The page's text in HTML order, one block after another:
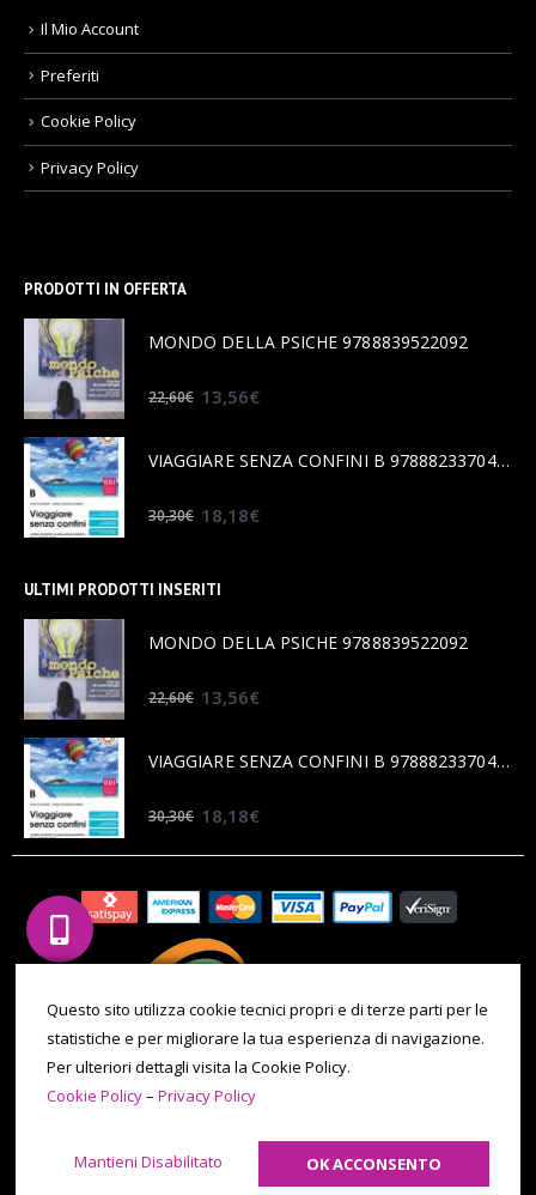
Il Mio Account
Preferiti
Cookie Policy
Privacy Policy
PRODOTTI IN OFFERTA
MONDO DELLA PSICHE 9788839522092
22,60€ 13,56€
VIAGGIARE SENZA CONFINI B 9788823370456
30,30€ 18,18€
ULTIMI PRODOTTI INSERITI
MONDO DELLA PSICHE 9788839522092
22,60€ 13,56€
VIAGGIARE SENZA CONFINI B 9788823370456
30,30€ 18,18€
© 2020 All Rights Reserved. P.IVA 09971180014 | Tel. 011 086 0069 |
Email: ilporticocarmagnola@gmail.com -Cookie Policy-Privacy
Questo sito utilizza cookie tecnici propri e di terze parti per le
statistiche e per migliorare la tua esperienza di navigazione.
Per ulteriori dettagli visita la Cookie Policy.
Cookie Policy–Privacy Policy
OK ACCONSENTO
Mantieni Disabilitato